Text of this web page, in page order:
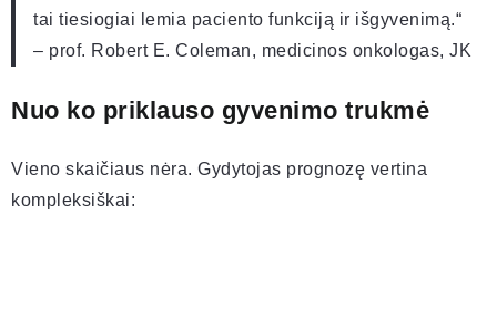
tai tiesiogiai lemia paciento funkciją ir išgyvenimą.“
– prof. Robert E. Coleman, medicinos onkologas, JK
Nuo ko priklauso gyvenimo trukmė
Vieno skaičiaus nėra. Gydytojas prognozę vertina
kompleksiškai: